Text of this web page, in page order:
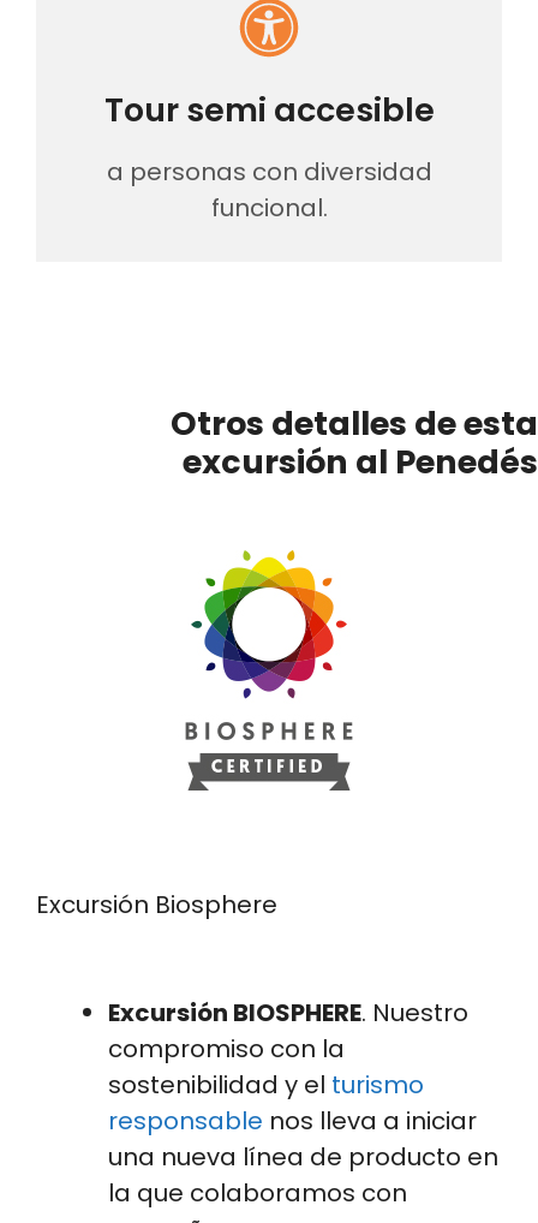
Tour semi accesible
a personas con diversidad
funcional.
Otros detalles de esta
excursión al Penedés
Excursión Biosphere
Excursión BIOSPHERE. Nuestro
compromiso con la
sostenibilidad y el turismo
responsable nos lleva a iniciar
una nueva línea de producto en
la que colaboramos con